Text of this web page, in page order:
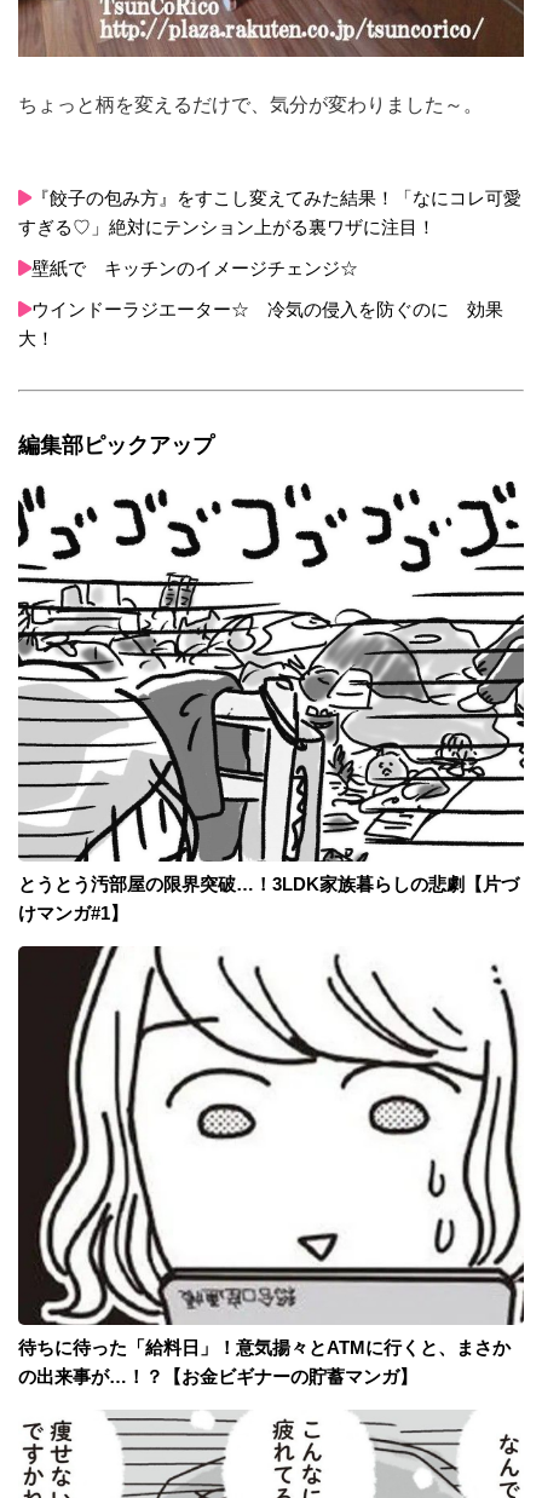
ちょっと柄を変えるだけで、気分が変わりました～。
『餃子の包み方』をすこし変えてみた結果！「なにコレ可愛
すぎる♡」絶対にテンション上がる裏ワザに注目！
壁紙で キッチンのイメージチェンジ☆
ウインドーラジエーター☆ 冷気の侵入を防ぐのに 効果
大！
編集部ピックアップ
とうとう汚部屋の限界突破…！3LDK家族暮らしの悲劇【片づ
けマンガ#1】
待ちに待った「給料日」！意気揚々とATMに行くと、まさか
の出来事が…！？【お金ビギナーの貯蓄マンガ】